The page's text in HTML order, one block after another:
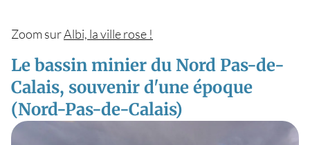
Zoom surAlbi, la ville rose !
Le bassin minier du Nord Pas-de-
Calais, souvenir d'une époque
(Nord-Pas-de-Calais)